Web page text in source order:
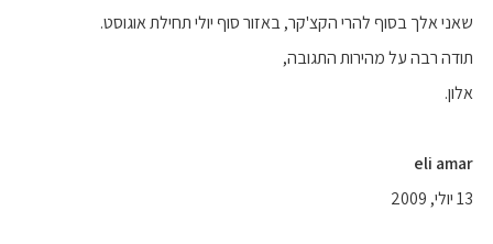
שאני אלך בסוף להרי הקצ'קר, באזור סוף יולי תחילת אוגוסט.
תודה רבה על מהירות התגובה,
אלון.
eli amar
13 יולי, 2009